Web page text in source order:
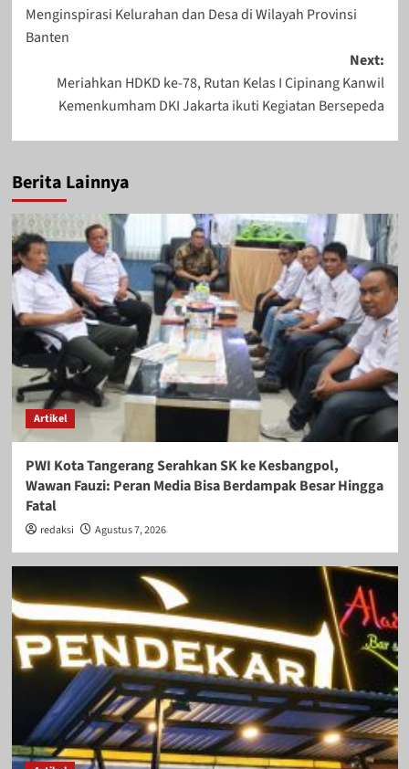
Maret 19, 2025
Menginspirasi Kelurahan dan Desa di Wilayah Provinsi
Banten
Next:
Meriahkan HDKD ke-78, Rutan Kelas I Cipinang Kanwil
Kemenkumham DKI Jakarta ikuti Kegiatan Bersepeda
Berita Lainnya
Artikel
PWI Kota Tangerang Serahkan SK ke Kesbangpol,
Wawan Fauzi: Peran Media Bisa Berdampak Besar Hingga
Fatal
redaksi Agustus 7, 2026